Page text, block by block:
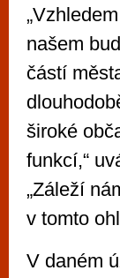
našem
částí
široké
funkcí,“
„Záleží
v tomto
V daném